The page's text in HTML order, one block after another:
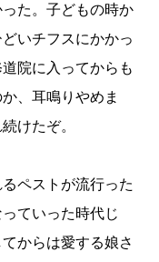
た。子どもの時か
いチフスにかかっ
院に入ってからも
、耳鳴りやめま
けたぞ。
ペストが流行った
ていった時代じ
からは愛する娘さ